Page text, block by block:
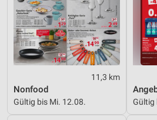
11,3 km
Nonfood
Gültig bis Mi. 12.08. Gültig
Analyse von Zielgruppen durch
Kombinationen von Daten aus
Quellen
Entwicklung und Verbesserung der
Verwendung reduzierter Daten zur
Inhalten
IAB-Besonderheiten: